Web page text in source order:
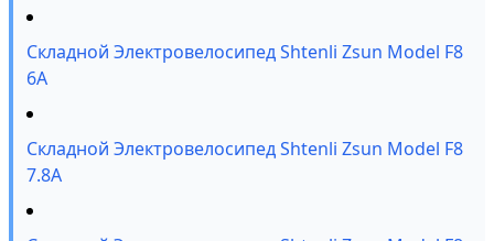
Складной Электровелосипед Shtenli Zsun Model F8
6А
Складной Электровелосипед Shtenli Zsun Model F8
7.8A